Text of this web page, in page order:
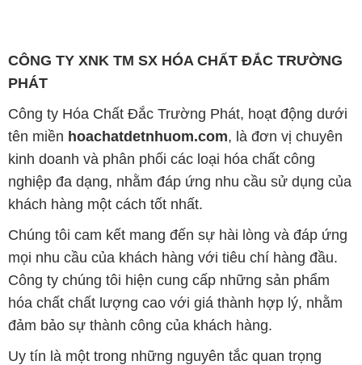
CÔNG TY XNK TM SX HÓA CHẤT ĐẮC TRƯỜNG
PHÁT
Công ty Hóa Chất Đắc Trường Phát, hoạt động dưới
tên miền hoachatdetnhuom.com, là đơn vị chuyên
kinh doanh và phân phối các loại hóa chất công
nghiệp đa dạng, nhằm đáp ứng nhu cầu sử dụng của
khách hàng một cách tốt nhất.
Chúng tôi cam kết mang đến sự hài lòng và đáp ứng
mọi nhu cầu của khách hàng với tiêu chí hàng đầu.
Công ty chúng tôi hiện cung cấp những sản phẩm
hóa chất chất lượng cao với giá thành hợp lý, nhằm
đảm bảo sự thành công của khách hàng.
Uy tín là một trong những nguyên tắc quan trọng